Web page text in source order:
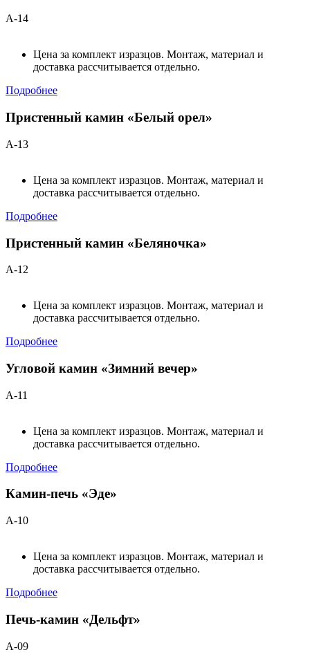
А-14
Цена за комплект изразцов. Монтаж, материал и
доставка рассчитывается отдельно.
Подробнее
Пристенный камин «Белый орел»
А-13
Цена за комплект изразцов. Монтаж, материал и
доставка рассчитывается отдельно.
Подробнее
Пристенный камин «Беляночка»
А-12
Цена за комплект изразцов. Монтаж, материал и
доставка рассчитывается отдельно.
Подробнее
Угловой камин «Зимний вечер»
А-11
Цена за комплект изразцов. Монтаж, материал и
доставка рассчитывается отдельно.
Подробнее
Камин-печь «Эде»
А-10
Цена за комплект изразцов. Монтаж, материал и
доставка рассчитывается отдельно.
Подробнее
Печь-камин «Дельфт»
А-09